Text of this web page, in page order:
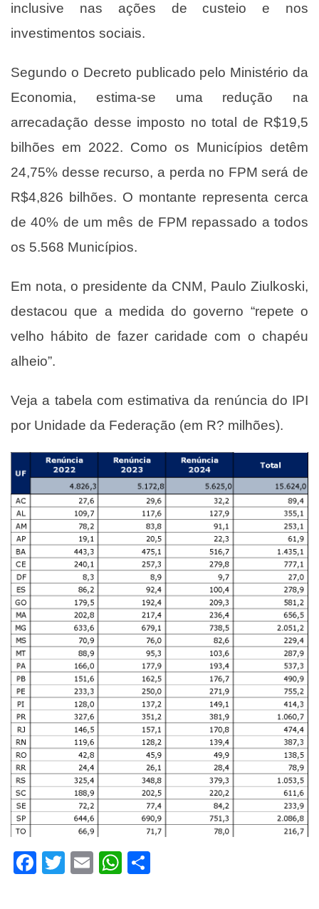
inclusive nas ações de custeio e nos
investimentos sociais.
Segundo o Decreto publicado pelo Ministério da
Economia, estima-se uma redução na
arrecadação desse imposto no total de R$19,5
bilhões em 2022. Como os Municípios detêm
24,75% desse recurso, a perda no FPM será de
R$4,826 bilhões. O montante representa cerca
de 40% de um mês de FPM repassado a todos
os 5.568 Municípios.
Em nota, o presidente da CNM, Paulo Ziulkoski,
destacou que a medida do governo “repete o
velho hábito de fazer caridade com o chapéu
alheio”.
Veja a tabela com estimativa da renúncia do IPI
por Unidade da Federação (em R? milhões).
Facebook
Twitter
EmailWhatsApp